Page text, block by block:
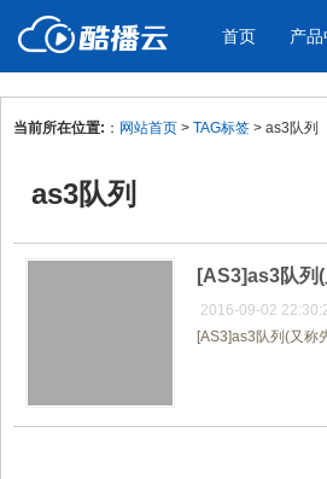
首页 产
产品与新功能
教学课程全终端视频加密
防下载/防盗录/防录屏/防篡改
应用场景
内容
当前所在位置: ： 网站首页 > TAG标签 > as3队列
as3队列
[AS3]as3队列
2016-09-02
[AS3]as3队列(又称